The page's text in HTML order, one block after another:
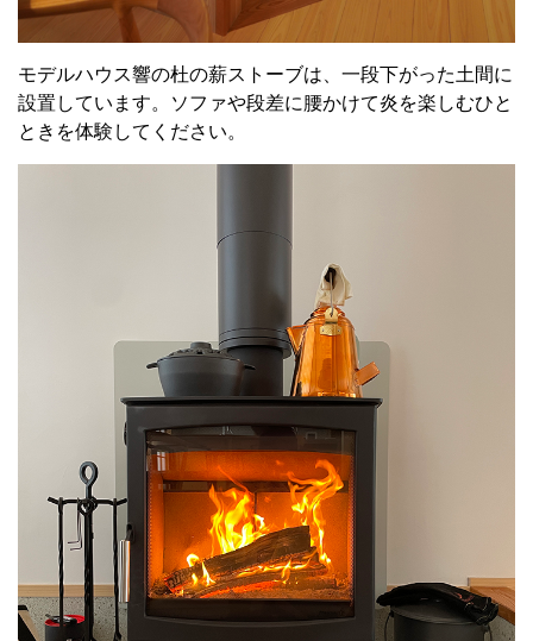
モデルハウス響の杜の薪ストーブは、一段下がった土間に
設置しています。ソファや段差に腰かけて炎を楽しむひと
ときを体験してください。